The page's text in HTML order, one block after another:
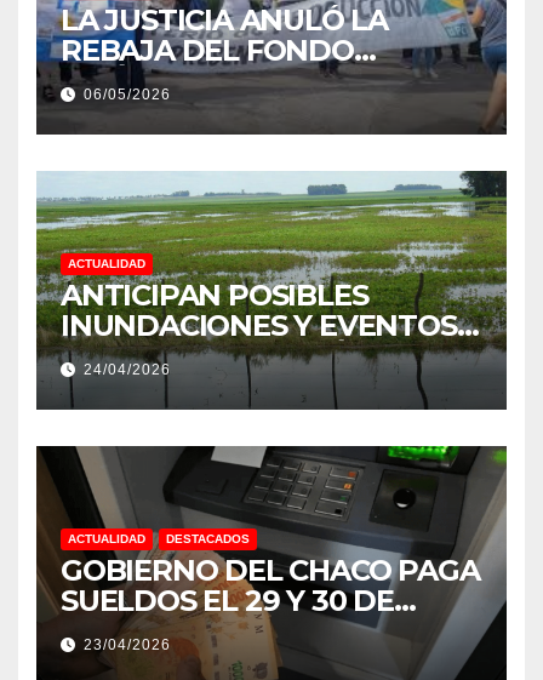
LA JUSTICIA ANULÓ LA
REBAJA DEL FONDO
ESTÍMULO A EMPLEADOS DE
PRODUCCIÓN DE LA
PROVINCIA DEL CHACO
06/05/2026
ACTUALIDAD
ANTICIPAN POSIBLES
INUNDACIONES Y EVENTOS
EXTREMOS: “PODRÍA SER UN
NIÑO MUY IMPORTANTE”
24/04/2026
ACTUALIDAD DESTACADOS
GOBIERNO DEL CHACO PAGA
SUELDOS EL 29 Y 30 DE
ABRIL, CON EL 2% DE
AUMENTO
23/04/2026